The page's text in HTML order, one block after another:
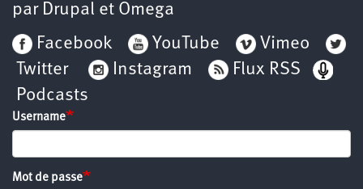
par Drupal et Omega
Facebook
YouTube
Vimeo
Twitter
Instagram
Flux RSS
Podcasts
Username
Mot de passe